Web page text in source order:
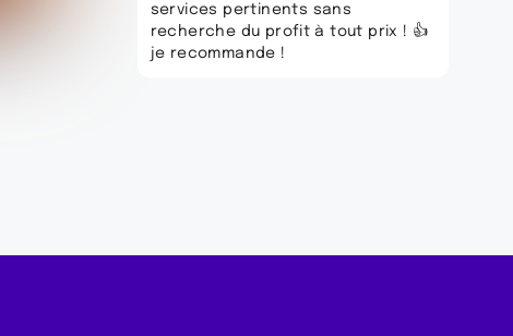
services pertinents sans
recherche du profit à tout prix ! 👍
je recommande !